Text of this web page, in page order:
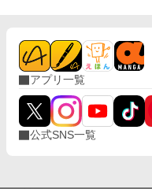
アプリ一覧
公式SNS一覧